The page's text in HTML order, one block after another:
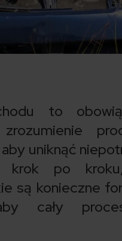
to
zrozumienie
uniknąć
krok po
są konieczne
cały